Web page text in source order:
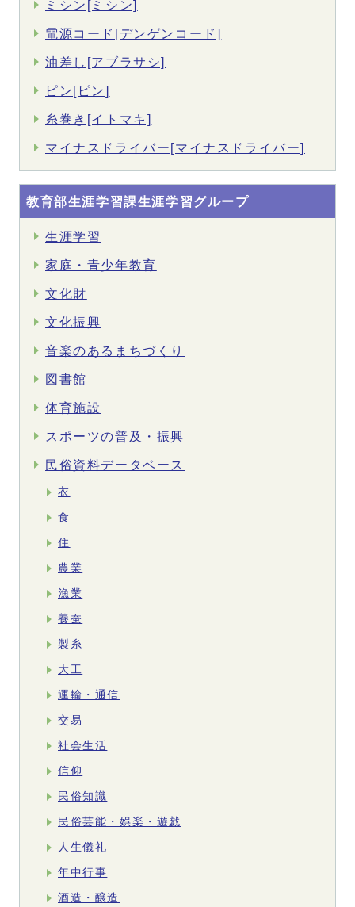
ミシン[ミシン]
電源コード[デンゲンコード]
油差し[アブラサシ]
ピン[ピン]
糸巻き[イトマキ]
マイナスドライバー[マイナスドライバー]
教育部生涯学習課生涯学習グループ
生涯学習
家庭・青少年教育
文化財
文化振興
音楽のあるまちづくり
図書館
体育施設
スポーツの普及・振興
民俗資料データベース
衣
食
住
農業
漁業
養蚕
製糸
大工
運輸・通信
交易
社会生活
信仰
民俗知識
民俗芸能・娯楽・遊戯
人生儀礼
年中行事
酒造・醸造